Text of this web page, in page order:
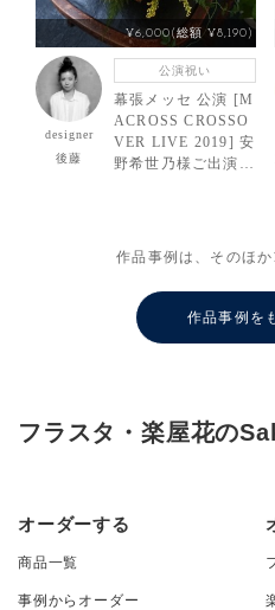
¥6,000(総額 ¥8,190)
designer
後藤
公演祝い
幕張メッセ 公演 [M
ACROSS CROSSO
VER LIVE 2019] 安
野希世乃様ご出演祝
作品事例は、そのほか
作品事例を
フラスタ・楽屋花の
オーダーする
商品一覧
事例からオーダー